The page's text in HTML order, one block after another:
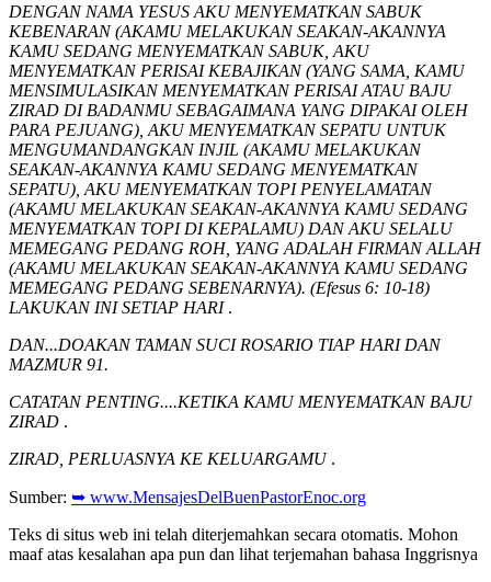
DENGAN NAMA YESUS AKU MENYEMATKAN SABUK
KEBENARAN (AKAMU MELAKUKAN SEAKAN-AKANNYA
KAMU SEDANG MENYEMATKAN SABUK, AKU
MENYEMATKAN PERISAI KEBAJIKAN (YANG SAMA, KAMU
MENSIMULASIKAN MENYEMATKAN PERISAI ATAU BAJU
ZIRAD DI BADANMU SEBAGAIMANA YANG DIPAKAI OLEH
PARA PEJUANG), AKU MENYEMATKAN SEPATU UNTUK
MENGUMANDANGKAN INJIL (AKAMU MELAKUKAN
SEAKAN-AKANNYA KAMU SEDANG MENYEMATKAN
SEPATU), AKU MENYEMATKAN TOPI PENYELAMATAN
(AKAMU MELAKUKAN SEAKAN-AKANNYA KAMU SEDANG
MENYEMATKAN TOPI DI KEPALAMU) DAN AKU SELALU
MEMEGANG PEDANG ROH, YANG ADALAH FIRMAN ALLAH
(AKAMU MELAKUKAN SEAKAN-AKANNYA KAMU SEDANG
MEMEGANG PEDANG SEBENARNYA). (Efesus 6: 10-18)
LAKUKAN INI SETIAP HARI .
DAN...DOAKAN TAMAN SUCI ROSARIO TIAP HARI DAN
MAZMUR 91.
CATATAN PENTING....KETIKA KAMU MENYEMATKAN BAJU
ZIRAD .
ZIRAD, PERLUASNYA KE KELUARGAMU .
Sumber: ➥ www.MensajesDelBuenPastorEnoc.org
Teks di situs web ini telah diterjemahkan secara otomatis. Mohon
maaf atas kesalahan apa pun dan lihat terjemahan bahasa Inggrisnya